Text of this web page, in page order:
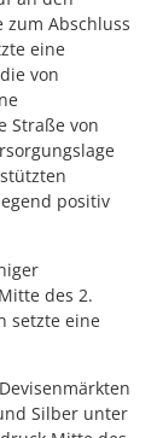
zum Abschluss
eine
von
Straße von
positiv
des 2.
setzte eine
Silber unter